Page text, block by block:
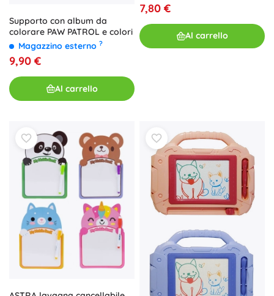
Supporto con album da
colorare PAW PATROL e colori
Magazzino esterno ?
9,90 €
Al carrello
7,80 €
Al carrello